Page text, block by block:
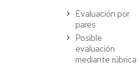
Evaluación por
pares
Posible
evaluación
mediante rúbrica